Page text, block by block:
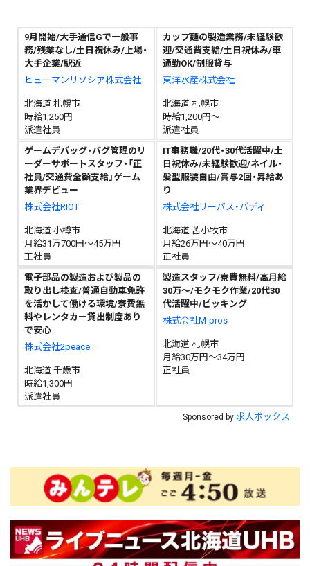
9月開始/大手通信Gで一般事
務/残業なし/土日祝休み/上場・
大手企業/駅近
ヒューマンリソシア株式会社
北海道 札幌市
時給1,250円
派遣社員
カップ麺の製造業務/未経験歓
迎/交通費支給/土日祝休み/車
通勤OK/制服貸与
東洋水産株式会社
北海道 札幌市
時給1,200円～
派遣社員
ゲームデバッグ・バグ管理のリ
ーダーサポートスタッフ・「正
社員/交通費全額支給」ゲーム
業界デビュー
株式会社RIOT
北海道 小樽市
月給31万700円～45万円
正社員
IT事務職/20代・30代活躍中/土
日祝休み/未経験歓迎/ネイル・
髪型服装自由/賞与2回・昇給あ
り
株式会社リーパス・バディ
北海道 苫小牧市
月給26万円～40万円
正社員
電子部品の製造および製品の
取り出し検査/普通自動車免許
を活かして働ける環境/寮費無
料やレンタカー貸出制度あり
で安心
株式会社2peace
北海道 千歳市
時給1,300円
派遣社員
製造スタッフ/寮費無料/高月給
30万〜/モクモク作業/20代30
代活躍中/ピッキング
株式会社M-pros
北海道 札幌市
月給30万円～34万円
正社員
Sponsored by 求人ボックス